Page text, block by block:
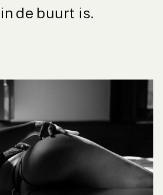
de buurt is.